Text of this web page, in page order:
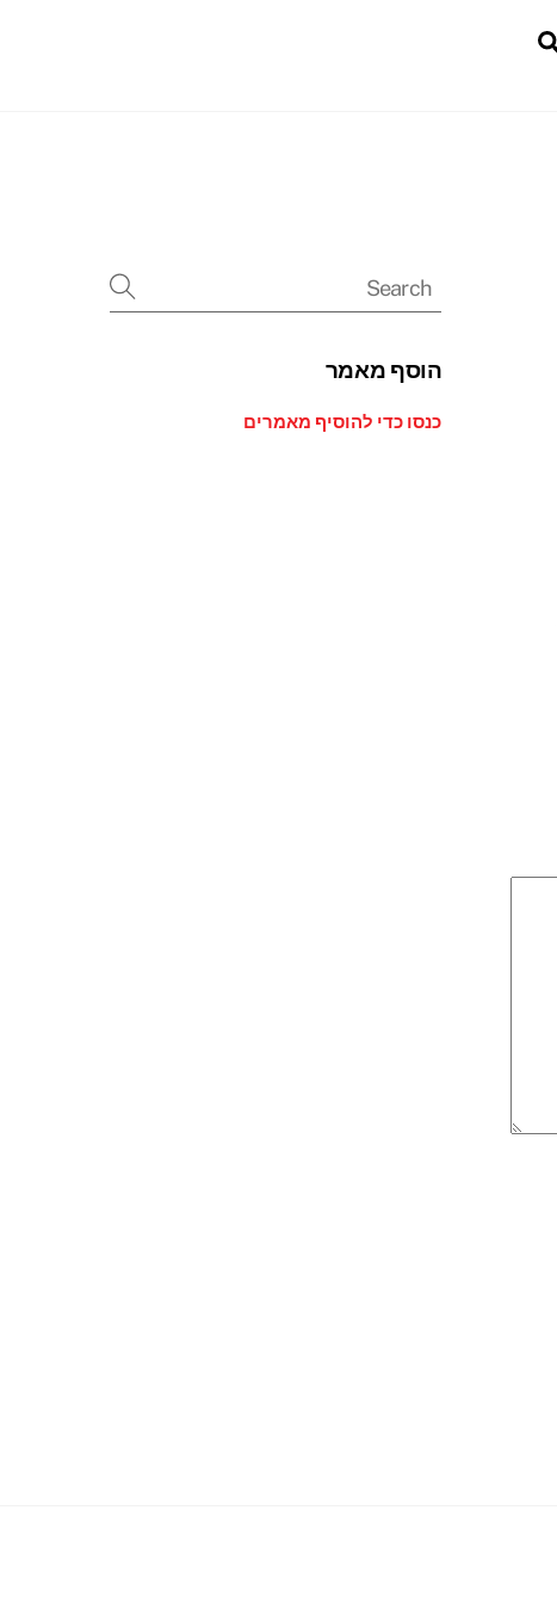
Search
הוסף מאמר
כנסו כדי להוסיף מאמרים